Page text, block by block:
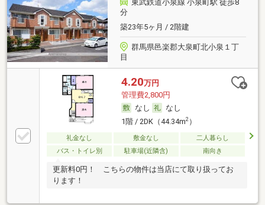
東武鉄道小泉線 小泉町駅 徒歩8
分
築23年5ヶ月 / 2階建
群馬県邑楽郡大泉町北小泉１丁
目
4.20万円
管理費2,800円
なし
なし
1階 / 2DK（44.34m2）
礼金なし 敷金なし
二人暮らし
バス・トイレ別
駐車場(近隣含) 南向き
更新料0円！ こちらの物件は当店にて取り扱ってお
ります！